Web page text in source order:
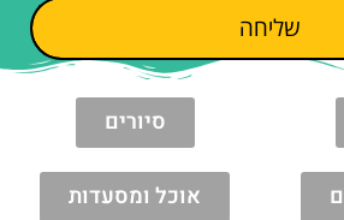
שליחה
סיורים
אוכל ומסעדות